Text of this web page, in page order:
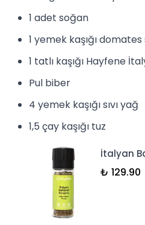
1 adet soğan
1 yemek kaşığıdomates
1 tatlı kaşığı Hayfene
Pul biber
4 yemek kaşığı sıvı yağ
1,5 çay kaşığı tuz
İtalyan
₺ 129.90